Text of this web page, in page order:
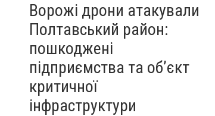
Ворожі дрони атакували
Полтавський район:
пошкоджені
підприємства та об’єкт
критичної
інфраструктури